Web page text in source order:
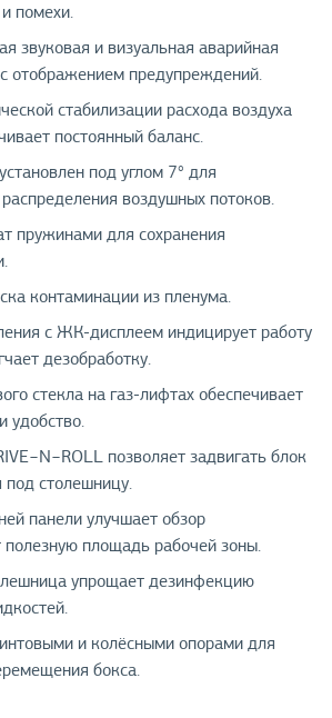
помехи.
звуковая и визуальная аварийная
отображением предупреждений.
стабилизации расхода воздуха
постоянный баланс.
под углом 7° для
воздушных потоков.
пружинами для сохранения
контаминации из пленума.
с ЖК-дисплеем индицирует работу
дезобработку.
стекла на газ-лифтах обеспечивает
удобство.
позволяет задвигать блок
столешницу.
панели улучшает обзор
полезную площадь рабочей зоны.
упрощает дезинфекцию
и колёсными опорами для
бокса.